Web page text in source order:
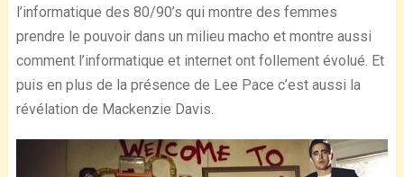
l’informatique des 80/90’s qui montre des femmes
prendre le pouvoir dans un milieu macho et montre aussi
comment l’informatique et internet ont follement évolué. Et
puis en plus de la présence de Lee Pace c’est aussi la
révélation de Mackenzie Davis.